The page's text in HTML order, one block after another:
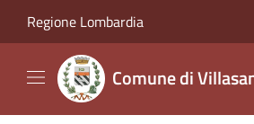
Regione Lombardia
Comune di